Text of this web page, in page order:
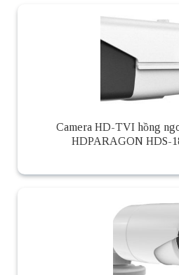
Camera HD-TVI hồng
HDPARAGON HDS-